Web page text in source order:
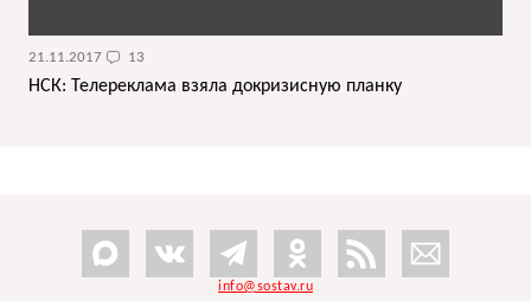
21.11.2017 13
НСК: Телереклама взяла докризисную планку
info@sostav.ru